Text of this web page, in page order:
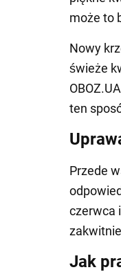
może to
Nowy
świeże
ten
Przede
czerwca
Jak